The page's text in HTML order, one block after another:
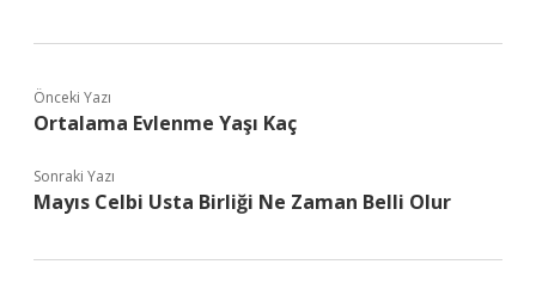
Önceki Yazı
Ortalama Evlenme Yaşı Kaç
Sonraki Yazı
Mayıs Celbi Usta Birliği Ne Zaman Belli Olur